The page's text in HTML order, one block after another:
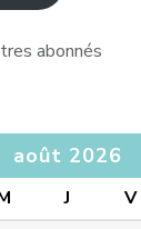
abonnés
août 2026
J V